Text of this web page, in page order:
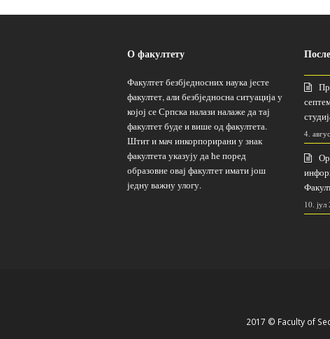
О факултету
Факултет безбједносних наука јесте
факултет, али безбједносна ситуација у
којој се Српска налази налаже да тај
факултет буде и више од факултета.
Штит и мач инкорпорирани у знак
факултета указују да ће поред
образовне овај факултет имати још
једну важну улогу.
4.
10. јул
2017 © Faculty of